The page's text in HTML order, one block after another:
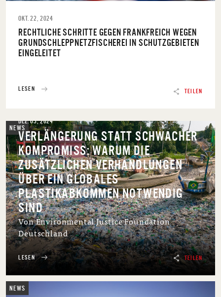
TEILEN
OKT. 22, 2024
RECHTLICHE SCHRITTE GEGEN FRANKFREICH WEGEN
GRUNDSCHLEPPNETZFISCHEREI IN SCHUTZGEBIETEN
EINGELEITET
LESEN
TEILEN
NEWS
DEZ. 03, 2024
VERLÄNGERUNG STATT SCHWACHER
KOMPROMISS: WARUM DIE
ZUSÄTZLICHEN VERHANDLUNGEN
ÜBER EIN GLOBALES
PLASTIKABKOMMEN NOTWENDIG
SIND
Von Environmental Justice Foundation
Deutschland
LESEN
NEWS